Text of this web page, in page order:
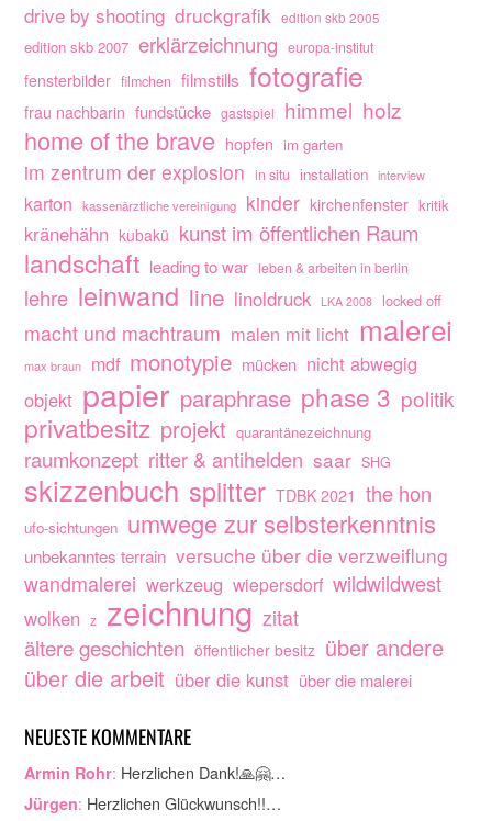
drive by shooting druckgrafik edition skb 2005
edition skb 2007 erklärzeichnung europa-institut
fensterbilder filmchen filmstills fotografie
frau nachbarin fundstücke gastspiel himmel holz
home of the brave hopfen im garten
im zentrum der explosion in situ installation interview
karton kassenärztliche vereinigung kinder kirchenfenster kritik
kränehähn kubakü kunst im öffentlichen Raum
landschaft leading to war leben & arbeiten in berlin
lehre leinwand line linoldruck LKA 2008 locked off
macht und machtraum malen mit licht malerei
max braun mdf monotypie mücken nicht abwegig
objekt papier paraphrase phase 3 politik
privatbesitz projekt quarantänezeichnung
raumkonzept ritter & antihelden saar SHG
skizzenbuch splitter TDBK 2021 the hon
ufo-sichtungen umwege zur selbsterkenntnis
unbekanntes terrain versuche über die verzweiflung
wandmalerei werkzeug wiepersdorf wildwildwest
wolken z zeichnung zitat
ältere geschichten öffentlicher besitz über andere
über die arbeit über die kunst über die malerei
NEUESTE KOMMENTARE
Armin Rohr: Herzlichen Dank!🙏🤗…
Jürgen: Herzlichen Glückwunsch!!…